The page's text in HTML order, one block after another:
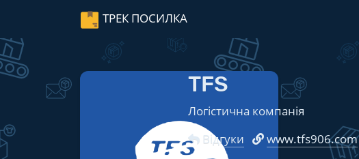
ТРЕК ПОСИЛКА
TFS
Логістична компанія
Відгуки
www.tfs906.com